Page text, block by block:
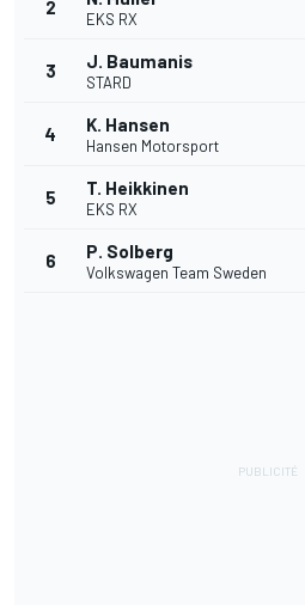
2
EKS RX
3 J. Baumanis
STARD
4 K. Hansen
Hansen Motorsport
5 T. Heikkinen
EKS RX
6 P. Solberg
Volkswagen Team Sweden